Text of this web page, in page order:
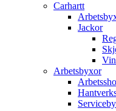
Carhartt
Jackor
Arbetsbyxor